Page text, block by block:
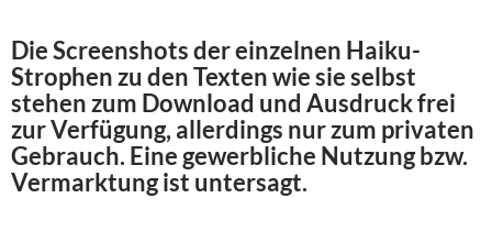
Die Screenshots der einzelnen Haiku-
Strophen zu den Texten wie sie selbst
stehen zum Download und Ausdruck frei
zur Verfügung, allerdings nur zum privaten
Gebrauch. Eine gewerbliche Nutzung bzw.
Vermarktung ist untersagt.